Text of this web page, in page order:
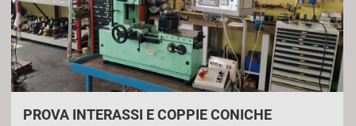
PROVA INTERASSI E COPPIE CONICHE